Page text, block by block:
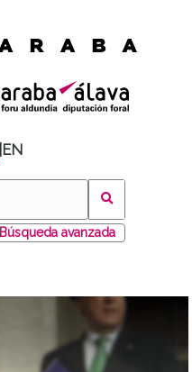
EN
Búsqueda avanzada